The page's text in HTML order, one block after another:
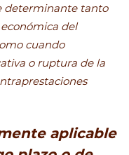
determinante tanto
del
cuando
o ruptura de la
aplicable